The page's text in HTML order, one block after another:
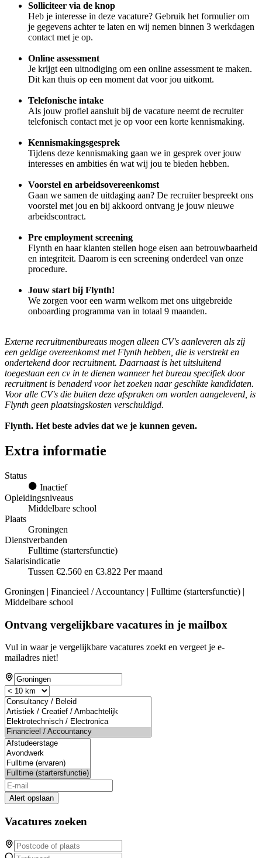
Solliciteer via de knop
Heb je interesse in deze vacature? Gebruik het formulier om
je gegevens achter te laten en wij nemen binnen 3 werkdagen
contact met je op.
Online assessment
Je krijgt een uitnodiging om een online assessment te maken.
Dit kan thuis op een moment dat voor jou uitkomt.
Telefonische intake
Als jouw profiel aansluit bij de vacature neemt de recruiter
telefonisch contact met je op voor een korte kennismaking.
Kennismakingsgesprek
Tijdens deze kennismaking gaan we in gesprek over jouw
interesses en ambities én wat wij jou te bieden hebben.
Voorstel en arbeidsovereenkomst
Gaan we samen de uitdaging aan? De recruiter bespreekt ons
voorstel met jou en bij akkoord ontvang je jouw nieuwe
arbeidscontract.
Pre employment screening
Flynth en haar klanten stellen hoge eisen aan betrouwbaarheid
en integriteit. Daarom is een screening onderdeel van onze
procedure.
Jouw start bij Flynth!
We zorgen voor een warm welkom met ons uitgebreide
onboarding programma van in totaal 9 maanden.
Externe recruitmentbureaus mogen alleen CV's aanleveren als zij
een geldige overeenkomst met Flynth hebben, die is verstrekt en
ondertekend door recruitment. Daarnaast is het uitsluitend
toegestaan een cv in te dienen wanneer het bureau specifiek door
recruitment is benaderd voor het zoeken naar geschikte kandidaten.
Voor alle CV's die buiten deze afspraken om worden aangeleverd, is
Flynth geen plaatsingskosten verschuldigd.
Flynth. Het beste advies dat we je kunnen geven.
Extra informatie
Status
Inactief
Opleidingsniveaus
Middelbare school
Plaats
Groningen
Dienstverbanden
Fulltime (startersfunctie)
Salarisindicatie
Tussen €2.560 en €3.822 Per maand
Groningen | Financieel / Accountancy | Fulltime (startersfunctie) |
Middelbare school
Ontvang vergelijkbare vacatures in je mailbox
Vul in waar je vergelijkbare vacatures zoekt en vergeet je e-
mailadres niet!
Alert opslaan
Vacatures zoeken